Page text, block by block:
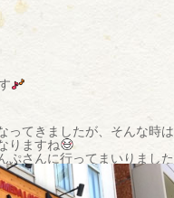
ってきましたが、そんな時は
りますね
ぷさんに行ってまいりました